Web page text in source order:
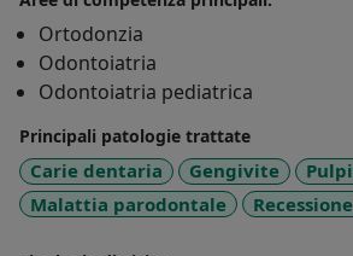
occupo della diagnosi e del
ostruttive del sonno.
Ortodonzia
Odontoiatria
Odontoiatria pediatrica
Principali patologie trattate
Carie dentaria Gengivite
Malattia parodontale